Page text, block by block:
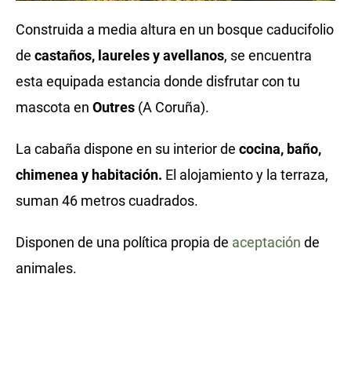
Construida a media altura en un bosque caducifolio
de castaños, laureles y avellanos, se encuentra
esta equipada estancia donde disfrutar con tu
mascota en Outres (A Coruña).
La cabaña dispone en su interior de cocina, baño,
chimenea y habitación. El alojamiento y la terraza,
suman 46 metros cuadrados.
Disponen de una política propia de aceptación de
animales.